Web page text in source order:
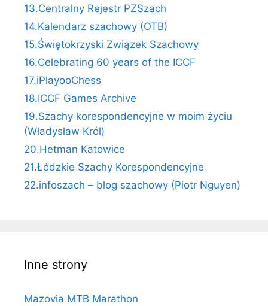
13.Centralny Rejestr PZSzach
14.Kalendarz szachowy (OTB)
15.Świętokrzyski Związek Szachowy
16.Celebrating 60 years of the ICCF
17.iPlayooChess
18.ICCF Games Archive
19.Szachy korespondencyjne w moim życiu
(Władysław Król)
20.Hetman Katowice
21.Łódzkie Szachy Korespondencyjne
22.infoszach – blog szachowy (Piotr Nguyen)
Inne strony
Mazovia MTB Marathon